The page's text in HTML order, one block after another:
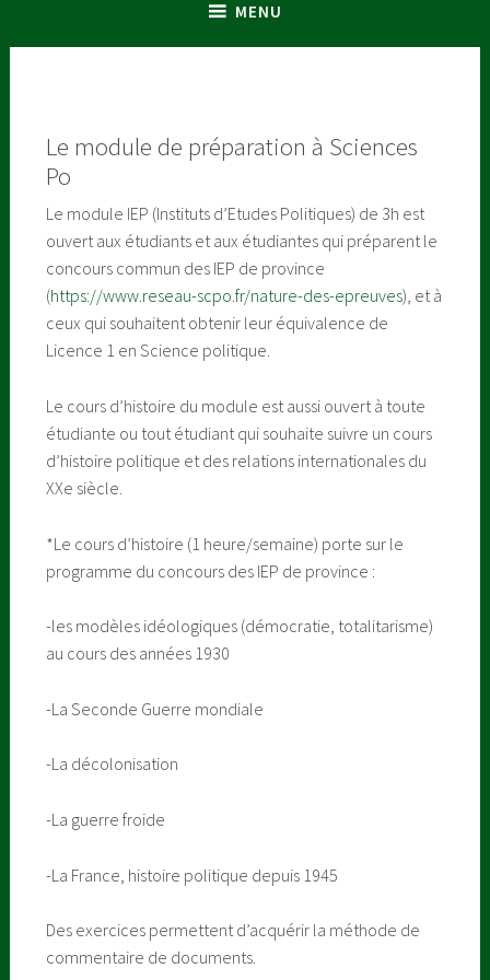
MENU
Le module de préparation à Sciences
Po
Le module IEP (Instituts d’Etudes Politiques) de 3h est
ouvert aux étudiants et aux étudiantes qui préparent le
concours commun des IEP de province
(https://www.reseau-scpo.fr/nature-des-epreuves), et à
ceux qui souhaitent obtenir leur équivalence de
Licence 1 en Science politique.
Le cours d’histoire du module est aussi ouvert à toute
étudiante ou tout étudiant qui souhaite suivre un cours
d’histoire politique et des relations internationales du
XXe siècle.
*Le cours d’histoire (1 heure/semaine) porte sur le
programme du concours des IEP de province :
-les modèles idéologiques (démocratie, totalitarisme)
au cours des années 1930
-La Seconde Guerre mondiale
-La décolonisation
-La guerre froide
-La France, histoire politique depuis 1945
Des exercices permettent d’acquérir la méthode de
commentaire de documents.